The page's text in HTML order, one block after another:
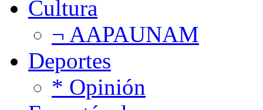
Cultura
¬ AAPAUNAM
Deportes
* Opinión